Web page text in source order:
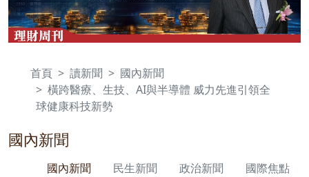
首頁 讀新聞
國內新聞
橫跨醫療、生技、AI與半導體 威力先進引領全
球健康科技新勢
國內新聞
國內新聞 民生新聞 政治新聞
國際焦點